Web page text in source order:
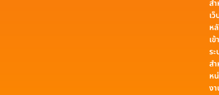
ส
เ
ห
เข้
ร
ส
ห
ง